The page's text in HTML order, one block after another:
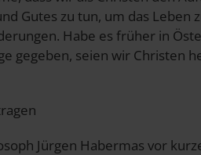
Gutes zu tun, um das Leben
Habe es früher in
gegeben, seien wir Christen
Jürgen Habermas vor